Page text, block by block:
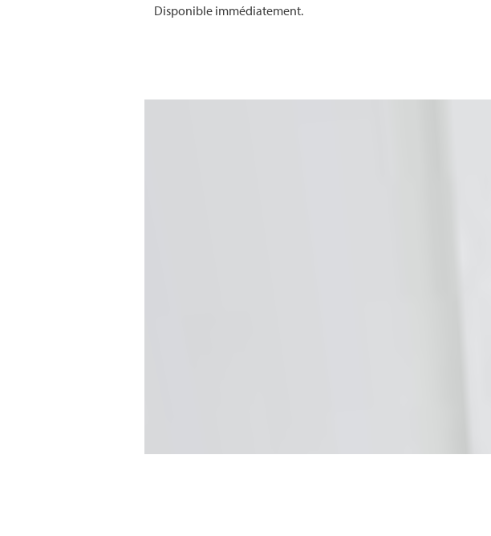
Disponible immédiatement.